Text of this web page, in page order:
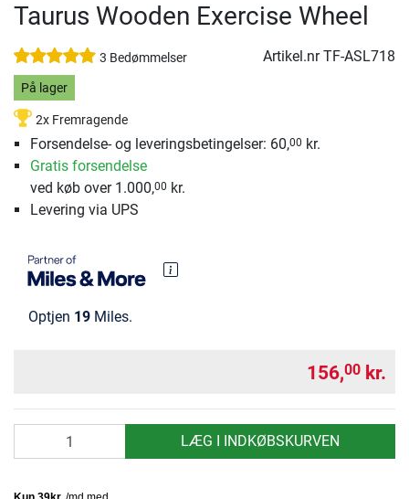
Taurus Wooden Exercise Wheel
3 Bedømmelser Artikel.nrTF-ASL718
På lager
2x Fremragende
Forsendelse- og leveringsbetingelser: 60,00 kr.
Gratis forsendelse
ved køb over 1.000,00 kr.
Levering via UPS
Optjen 19 Miles.
156,00 kr.
LÆG I INDKØBSKURVEN